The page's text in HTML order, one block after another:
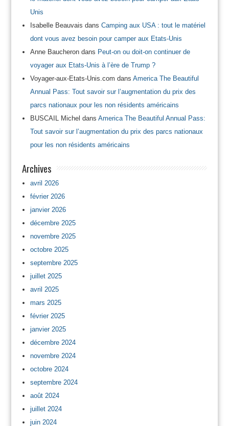
Unis
Isabelle Beauvais dans Camping aux USA : tout le matériel
dont vous avez besoin pour camper aux Etats-Unis
Anne Baucherondans Peut-on ou doit-on continuer de
voyager aux Etats-Unis à l’ère de Trump ?
Voyager-aux-Etats-Unis.com dans America The Beautiful
Annual Pass: Tout savoir sur l’augmentation du prix des
parcs nationaux pour les non résidents américains
BUSCAIL Michel dans America The Beautiful Annual Pass:
Tout savoir sur l’augmentation du prix des parcs nationaux
pour les non résidents américains
Archives
avril 2026
février 2026
janvier 2026
décembre 2025
novembre 2025
octobre 2025
septembre 2025
juillet 2025
avril 2025
mars 2025
février 2025
janvier 2025
décembre 2024
novembre 2024
octobre 2024
septembre 2024
août 2024
juillet 2024
juin 2024